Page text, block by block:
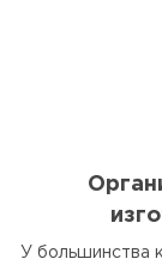
У большинства